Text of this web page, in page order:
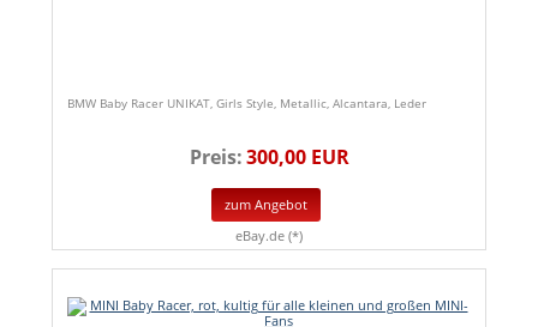
BMW Baby Racer UNIKAT, Girls Style, Metallic, Alcantara, Leder
Preis:300,00 EUR
zum Angebot
eBay.de (*)